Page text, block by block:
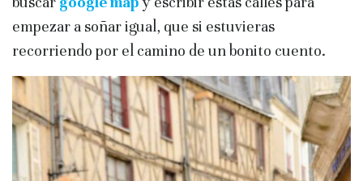
empezar a soñar igual, que si estuvieras
recorriendo por el camino de un bonito cuento.